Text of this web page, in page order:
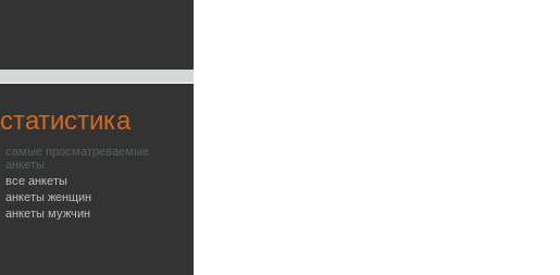
статистика
самые просматреваемые
анкеты
все анкеты
анкеты женщин
анкеты мужчин